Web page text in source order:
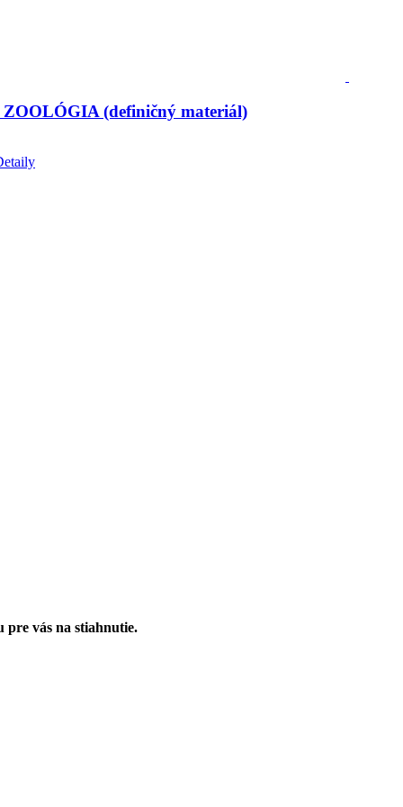
(definičný materiál)
vás na stiahnutie.